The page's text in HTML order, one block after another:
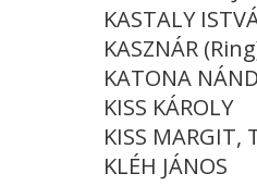
KASTALY
KASZNÁR
KATONA
KISS KÁROLY
KISS
KLÉH JÁNOS